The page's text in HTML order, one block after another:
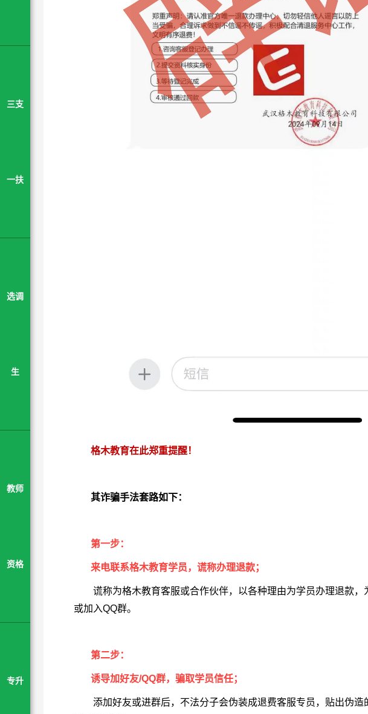
三支
一扶
选调
生
教师
资格
专升
格木教育在此郑重提醒！
其诈骗手法套路如下：
第一步：
来电联系格木教育学员，谎称办理退款；
谎称为格木教育客服或合作伙伴，以各种理由为学员办理退款
或加入QQ群。
第二步：
诱导加好友/QQ群，骗取学员信任；
添加好友或进群后，不法分子会伪装成退费客服专员，贴出伪